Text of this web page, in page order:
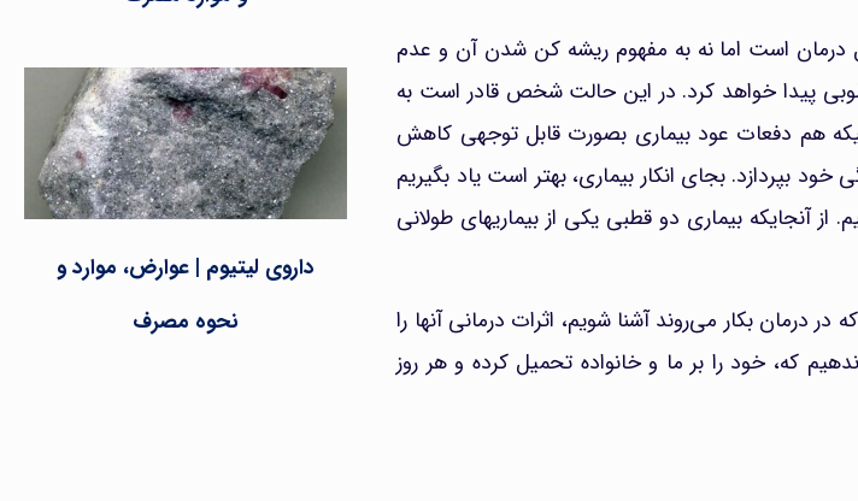
درمان است اما نه به مفهوم ریشه کن شدن آن و عدم
پیدا خواهد کرد. در این حالت شخص قادر است به
هم دفعات عود بیماری بصورت قابل توجهی کاهش
بپردازد. بجای انکار بیماری، بهتر است یاد بگیریم
از آنجایکه بیماری دو قطبی یکی از بیماریهای طولانی
درمان بکار می‌روند آشنا شویم، اثرات درمانی آنها را
که، خود را بر ما و خانواده تحمیل کرده و هر روز
داروی لیتیوم | عوارض، موارد و
نحوه مصرف